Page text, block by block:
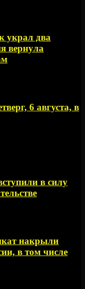
украл два
вернула
6 августа, в
в силу
накрыли
в том числе